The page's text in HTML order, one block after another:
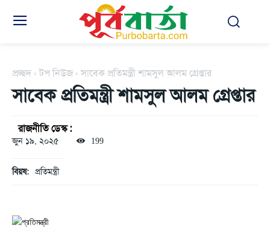
প্রচ্ছদ টপ নিউজ সাবেক প্রতিমন্ত্রী শামসুল আলম গ্রেপ্তার
সাবেক প্রতিমন্ত্রী শামসুল আলম গ্রেপ্তার
রাজনীতি ডেস্ক :
জুন ১৯, ২০২৫ 199
বিয়ষ: প্রতিমন্ত্রী